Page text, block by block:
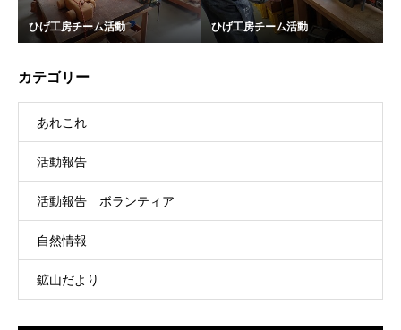
ひげ工房チーム活動 ひげ工房チーム活動
カテゴリー
あれこれ
活動報告
活動報告 ボランティア
自然情報
鉱山だより